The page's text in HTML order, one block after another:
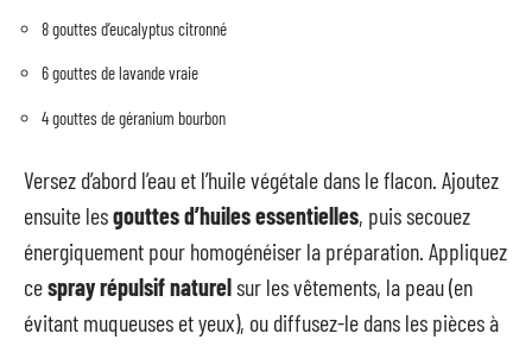
8 gouttes d’eucalyptus citronné
6 gouttes de lavande vraie
4 gouttes de géranium bourbon
Versez d’abord l’eau et l’huile végétale dans le flacon. Ajoutez
ensuite lesgouttes d’huiles essentielles, puis secouez
énergiquement pour homogénéiser la préparation. Appliquez
cespray répulsif naturelsur les vêtements, la peau (en
évitant muqueuses et yeux), ou diffusez-le dans les pièces à